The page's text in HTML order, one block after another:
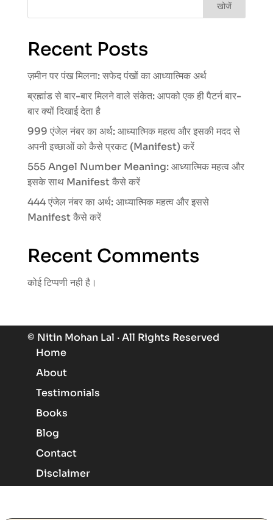
खोजें
Recent Posts
ज़मीन पर पंख मिलना: सफेद पंखों का आध्यात्मिक अर्थ
ब्रह्मांड से बार-बार मिलने वाले संकेत: आपको एक ही पैटर्न बार-
बार क्यों दिखाई देता है
999 एंजेल नंबर का अर्थ: आध्यात्मिक महत्व और इसकी मदद से
अपनी इच्छाओं को कैसे प्रकट (Manifest) करें
555 Angel Number Meaning: आध्यात्मिक महत्व और
इसके साथ Manifest कैसे करें
444 एंजेल नंबर का अर्थ: आध्यात्मिक महत्व और इससे
Manifest कैसे करें
Recent Comments
कोई टिप्पणी नही है।
© Nitin Mohan Lal · All Rights Reserved
Home
About
Testimonials
Books
Blog
Contact
Disclaimer
Know More About Angels
Manifest My Desires With Angels